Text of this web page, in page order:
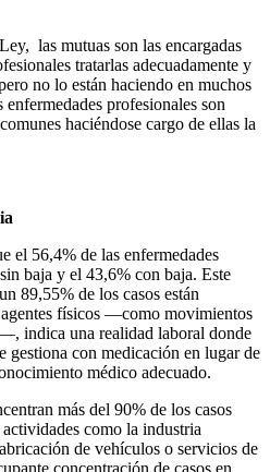
las mutuas son las encargadas
tratarlas adecuadamente y
no lo están haciendo en muchos
profesionales son
haciéndose cargo de ellas la
el 56,4% de las enfermedades
baja y el 43,6% con baja. Este
89,55% de los casos están
físicos —como movimientos
indica una realidad laboral donde
gestiona con medicación en lugar de
médico adecuado.
más del 90% de los casos
como la industria
de vehículos o servicios de
concentración de casos en